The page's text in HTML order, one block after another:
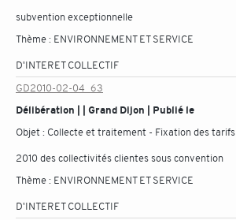
subvention exceptionnelle
Thème : ENVIRONNEMENT ET SERVICE
D'INTERET COLLECTIF
GD2010-02-04_63
Délibération | | Grand Dijon | Publié le
Objet : Collecte et traitement - Fixation des tarifs
2010 des collectivités clientes sous convention
Thème : ENVIRONNEMENT ET SERVICE
D'INTERET COLLECTIF